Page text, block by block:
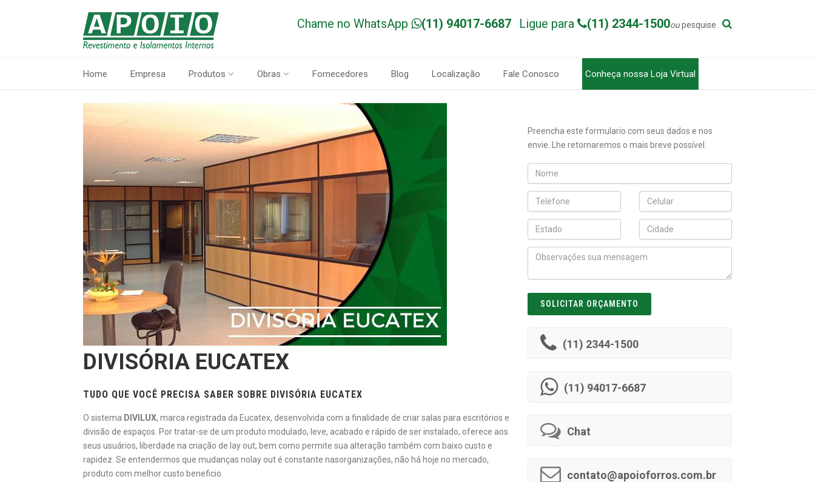
Chame no WhatsApp (11) 94017-6687 Ligue para (11) 2344-1500oupesquise
Home Empresa Produtos Obras Fornecedores Blog Localização Fale Conosco Conheça nossa Loja Virtual
DIVISÓRIA EUCATEX
TUDO QUE VOCÊ PRECISA SABER SOBRE DIVISÓRIA EUCATEX
O sistema DIVILUX, marca registrada da Eucatex, desenvolvida com a finalidade de criar salas para escritórios e
divisão de espaços. Por tratar-se de um produto modulado, leve, acabado e rápido de ser instalado, oferece aos
seus usuários, liberdade na criação de lay out, bem como permite sua alteração também com baixo custo e
rapidez. Se entendermos que mudanças nolay out é constante nasorganizações, não há hoje no mercado,
produto com melhor custo beneficio.
Preencha este formulario com seus dados e nos
envie. Lhe retornaremos o mais breve possível.
(11) 2344-1500
(11) 94017-6687
Chat
contato@apoioforros.com.br